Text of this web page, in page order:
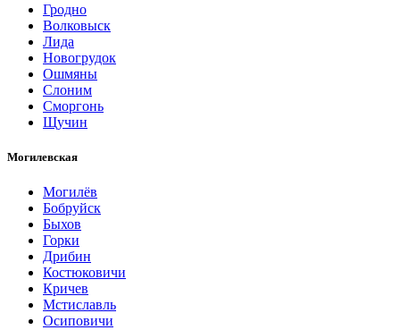
Гродно
Волковыск
Лида
Новогрудок
Ошмяны
Слоним
Сморгонь
Щучин
Могилевская
Могилёв
Бобруйск
Быхов
Горки
Дрибин
Костюковичи
Кричев
Мстиславль
Осиповичи